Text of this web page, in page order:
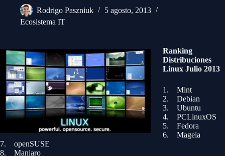
Rodrigo Paszniuk
5 agosto, 2013
Ecosistema IT
Ranking
Distribuciones
Linux Julio 2013
1. Mint
2. Debian
3. Ubuntu
4. PCLinuxOS
5. Fedora
6. Mageia
7. openSUSE
8. Manjaro